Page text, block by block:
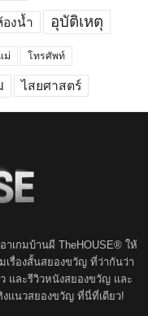
องน้ำ
อุบัติเหตุ
ม่ โทรศัพท์
ไสยศาสตร์
าเกมบ้านผี TheHOUSE® ให้
เรื่องสั้นสยองขวัญ ที่ว่ากันว่า
ละรีวิวหนังสยองขวัญ และ
งแนวสยองขวัญ ที่นี่ที่เดียว!